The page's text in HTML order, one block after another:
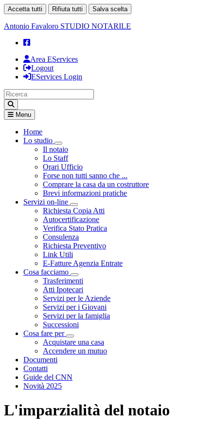
Accetta tutti Rifiuta tutti Salva scelta
Antonio Favaloro STUDIO NOTARILE
Area EServices
Logout
EServices Login
Menu
Home
Lo studio
Visualizza menù di secondo livello
Il notaio
Lo Staff
Orari Ufficio
Forse non tutti sanno che ...
Comprare la casa da un costruttore
Brevi informazioni pratiche
Servizi on-line
Visualizza menù di secondo livello
Richiesta Copia Atti
Autocertificazione
Verifica Stato Pratica
Consulenza
Richiesta Preventivo
Link Utili
E-Fatture Agenzia Entrate
Cosa facciamo
Visualizza menù di secondo livello
Trasferimenti
Atti Ipotecari
Servizi per le Aziende
Servizi per i Giovani
Servizi per la famiglia
Successioni
Cosa fare per
Visualizza menù di secondo livello
Acquistare una casa
Accendere un mutuo
Documenti
Contatti
Guide del CNN
Novità 2025
L'imparzialità del notaio